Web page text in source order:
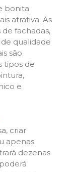
bonita
atrativa. As
fachadas,
qualidade
são
tipos de
e
criar
apenas
dezenas